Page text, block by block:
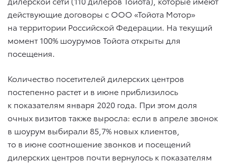
действующие договоры с ООО «Тойота Мотор»
на территории Российской Федерации. На текущий
момент 100% шоурумов Тойота открыты для
посещения.
Количество посетителей дилерских центров
постепенно растет и в июне приблизилось
к показателям января 2020 года. При этом доля
очных визитов также выросла: если в апреле звонок
в шоурум выбирали 85,7% новых клиентов,
то в июне соотношение звонков и посещений
дилерских центров почти вернулось к показателям